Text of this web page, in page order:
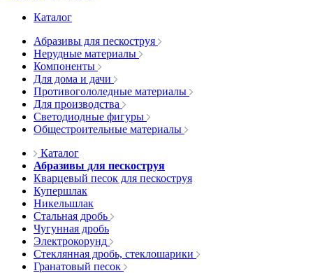
Каталог
Абразивы для пескоструя
Нерудные материалы
Компоненты
Для дома и дачи
Противогололедные материалы
Для производства
Светодиодные фигуры
Общестроительные материалы
Каталог
Абразивы для пескоструя
Кварцевый песок для пескоструя
Купершлак
Никельшлак
Стальная дробь
Чугунная дробь
Электрокорунд
Стеклянная дробь, стеклошарики
Гранатовый песок